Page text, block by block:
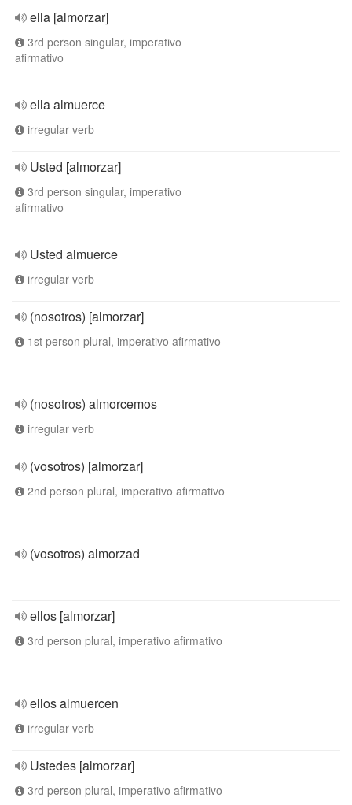
ella [almorzar]
3rd person singular, imperativo
afirmativo
ella almuerce
irregular verb
Usted [almorzar]
3rd person singular, imperativo
afirmativo
Usted almuerce
irregular verb
(nosotros) [almorzar]
1st person plural, imperativo afirmativo
(nosotros) almorcemos
irregular verb
(vosotros) [almorzar]
2nd person plural, imperativo afirmativo
(vosotros) almorzad
ellos [almorzar]
3rd person plural, imperativo afirmativo
ellos almuercen
irregular verb
Ustedes [almorzar]
3rd person plural, imperativo afirmativo